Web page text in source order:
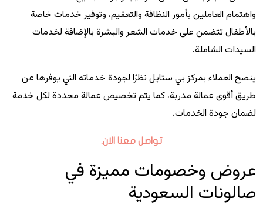
واهتمام العاملين بأمور النظافة والتعقيم، وتوفير خدمات خاصة
بالأطفال تتضمن على خدمات الشعر والبشرة بالإضافة لخدمات
السيدات الشاملة.
ينصح العملاء بمركز بي ستايل نظرًا لجودة خدماته التي يوفرها عن
طريق أقوى عمالة مدربة، كما يتم تخصيص عمالة محددة لكل خدمة
لضمان جودة الخدمات.
تواصل معنا الان.
عروض وخصومات مميزة في
صالونات السعودية